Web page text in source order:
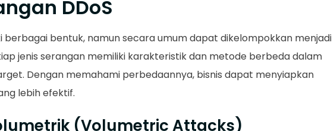
DDoS
berbagai bentuk, namun secara umum dapat dikelompokkan menjadi
jenis serangan memiliki karakteristik dan metode berbeda dalam
Dengan memahami perbedaannya, bisnis dapat menyiapkan
lebih efektif.
(Volumetric Attacks)